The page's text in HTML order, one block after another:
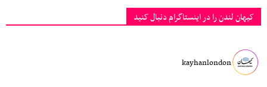
کیهان لندن را در اینستاگرام دنبال کنید
kayhanlondon